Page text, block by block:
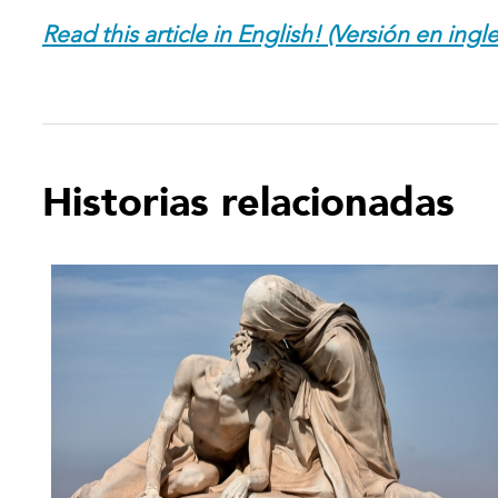
Read this article in English! (Versión en
Historias relacionadas